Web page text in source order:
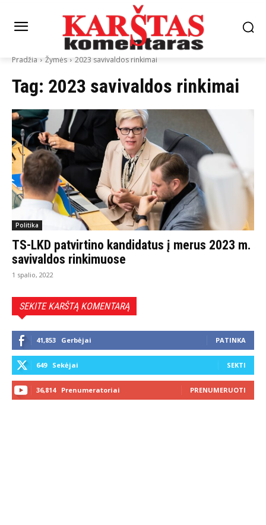
Pradžia Žymės 2023 savivaldos rinkimai
Tag: 2023 savivaldos rinkimai
Politika
TS-LKD patvirtino kandidatus į merus 2023 m.
savivaldos rinkimuose
1 spalio, 2022
SEKITE KARŠTĄ KOMENTARĄ
41,853 Gerbėjai PATINKA
649 Sekėjai SEKTI
36,814 Prenumeratoriai PRENUMERUOTI